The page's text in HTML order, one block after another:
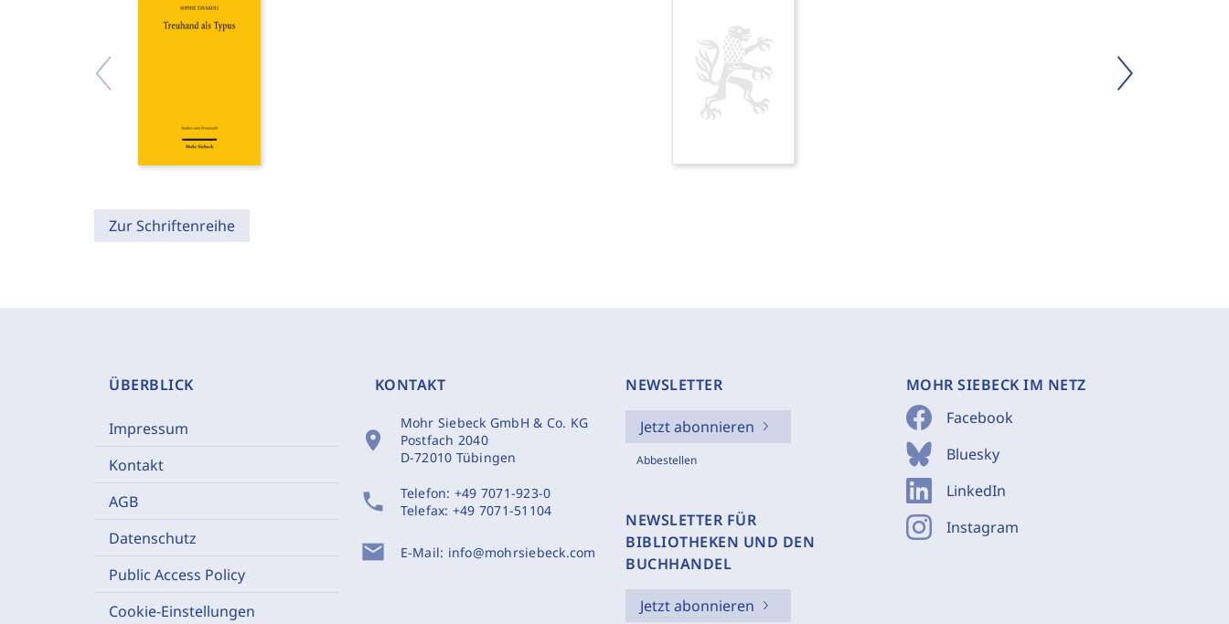
Zur Schriftenreihe
ÜBERBLICK
Impressum
Kontakt
AGB
Datenschutz
Public Access Policy
Cookie-Einstellungen
KONTAKT
location_on
Mohr Siebeck GmbH & Co. KG
Postfach 2040
D-72010 Tübingen
phone Telefon: +49 7071-923-0
Telefax: +49 7071-51104
mail E-Mail: info@mohrsiebeck.com
NEWSLETTER
Jetzt abonnieren
Abbestellen
NEWSLETTER FÜR
BIBLIOTHEKEN UND DEN
BUCHHANDEL
Jetzt abonnieren
MOHR SIEBECK IM NETZ
Facebook
Bluesky
LinkedIn
Instagram